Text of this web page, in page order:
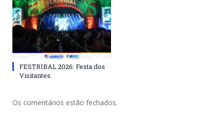
FESTRIBAL 2026: Festa dos
Visitantes.
Os comentários estão fechados.